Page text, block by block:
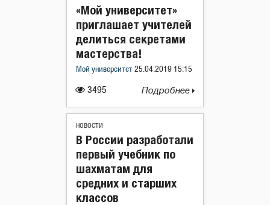
3495
«Мой университет»
приглашает учителей
делиться секретами
мастерства!
Мой университет 25.04.2019 15:15
Подробнее
НОВОСТИ
В России разработали
первый учебник по
шахматам для
средних и старших
классов